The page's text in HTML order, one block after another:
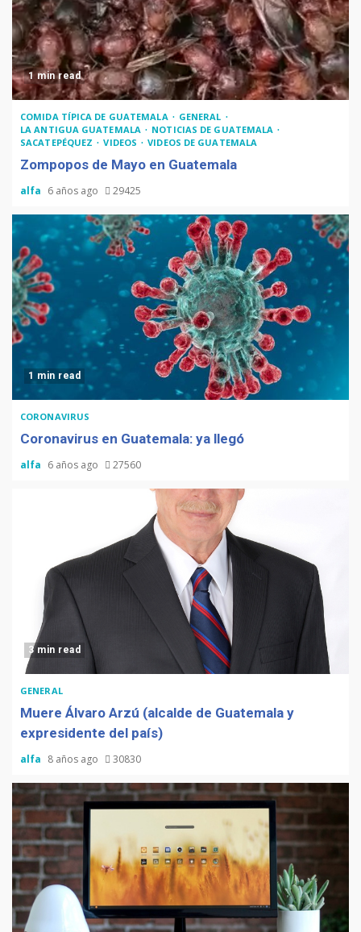
1 min read
COMIDA TÍPICA DE GUATEMALA
GENERAL
LA ANTIGUA GUATEMALA
NOTICIAS DE GUATEMALA
SACATEPÉQUEZ
VIDEOS VIDEOS DE GUATEMALA
Zompopos de Mayo en Guatemala
alfa 6 años ago 29425
1 min read
CORONAVIRUS
Coronavirus en Guatemala: ya llegó
alfa 6 años ago 27560
3 min read
GENERAL
Muere Álvaro Arzú (alcalde de Guatemala y
expresidente del país)
alfa 8 años ago 30830